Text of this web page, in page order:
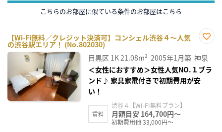
こちらのお部屋に似ている条件のお部屋はこちら
【Wi-Fi無料／クレジット決済可】コンシェル渋谷４～人気
の渋谷駅エリア！ (No.802030)
に入
り登
録
目黒区 1K21.08m² 2005年1月築 神泉
＜女性におすすめ＞女性人気NO.１ブラ
ンド♪ 家具家電付きで初期費用が安
い！
賃料
渋谷４【WI-FI無料プラン】
月額目安 164,700円～
初期費用他 33,000円～